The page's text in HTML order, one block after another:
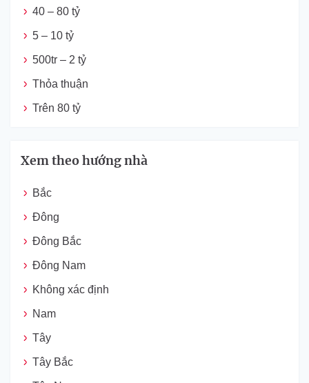
40 – 80 tỷ
5 – 10 tỷ
500tr – 2 tỷ
Thỏa thuận
Trên 80 tỷ
Xem theo hướng nhà
Bắc
Đông
Đông Bắc
Đông Nam
Không xác định
Nam
Tây
Tây Bắc